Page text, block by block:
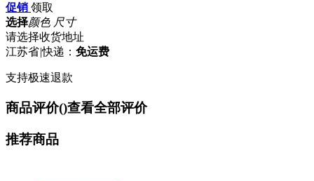
促销 领取
选择颜色 尺寸
请选择收货地址
江苏省|快递： 免运费
支持极速退款
商品评价()查看全部评价
推荐商品